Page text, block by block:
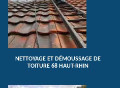
NETTOYAGE ET DÉMOUSSAGE DE
TOITURE 68 HAUT-RHIN